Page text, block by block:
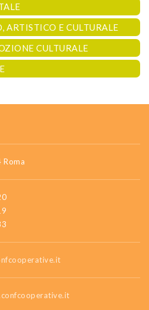
ARTISTICO E CULTURALE
CULTURALE